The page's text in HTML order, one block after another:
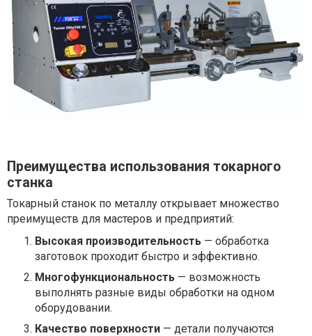
Преимущества использования токарного
станка
Токарный станок по металлу открывает множество
преимуществ для мастеров и предприятий:
Высокая производительность — обработка
заготовок проходит быстро и эффективно.
Многофункциональность — возможность
выполнять разные виды обработки на одном
оборудовании.
Качество поверхности — детали получаются